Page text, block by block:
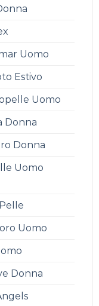
Uomo
Estivo
Uomo
Donna
Donna
Uomo
Uomo
Donna